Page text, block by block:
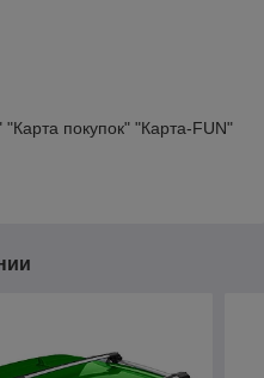
покупок" "Карта-FUN"